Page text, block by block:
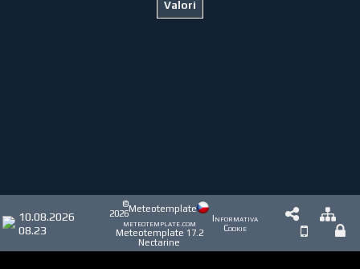
10.08.2026
08.23
©
2026Meteotemplate
meteotemplate.com
Meteotemplate 17.2
Nectarine
Informativa
Cookie